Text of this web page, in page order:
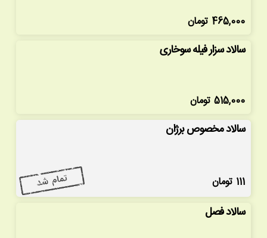
465,000 تومان
سالاد سزار فیله سوخاری
515,000 تومان
سالاد مخصوص برژان
111 تومان
سالاد فصل